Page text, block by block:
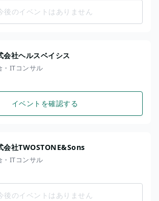
後のイベントはありません
会社ヘルスベイシス
・ITコンサル
イベントを確認する
会社TWOSTONE&Sons
・ITコンサル
後のイベントはありません